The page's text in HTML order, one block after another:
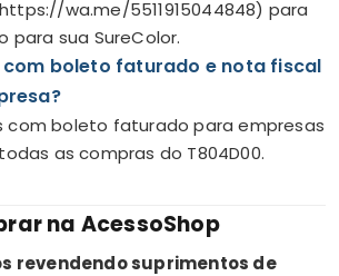
wa.me/5511915044848) para
para sua SureColor.
boleto faturado e nota fiscal
com boleto faturado para empresas
as compras do T804D00.
na AcessoShop
revendendo suprimentos de